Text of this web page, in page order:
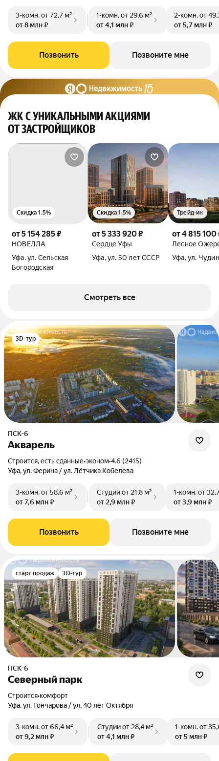
3-комн.от 72,7 м²
от 8 млн ₽
1-комн.от 29,6 м²
от 4,1 млн ₽
2-комн.от
от 5,7 млн ₽
Позвонить Позвоните мне
ЖК С УНИКАЛЬНЫМИ АКЦИЯМИ
ОТ ЗАСТРОЙЩИКОВ
от 5 154 285 ₽
НОВЕЛЛА
Уфа, ул. Сельская
Богородская
Скидка 1.5%
от 5 333 920 ₽
Сердце Уфы
Уфа, ул. 50 лет СССР
Скидка 1.5%
от 4 815 100
Лесное
Уфа, ул.
Трейд-ин
Смотреть все
3D-тур
ПСК-6
Акварель
Строится, есть сданные•эконом•4.6 (2415)
Уфа, ул. Ферина / ул. Лётчика Кобелева
3-комн.от 58,6 м²
от 7,6 млн ₽
Студииот 21,8 м²
от 2,9 млн ₽
1-комн.от
от 3,9 млн ₽
Позвонить Позвоните мне
старт продаж 3D-тур
ПСК-6
Северный парк
Строится•комфорт
Уфа, ул. Гончарова / ул. 40 лет Октября
3-комн.от 66,4 м²
от 9,2 млн ₽
Студииот 28,4 м²
от 4,1 млн ₽
1-комн.от
от 5 млн ₽